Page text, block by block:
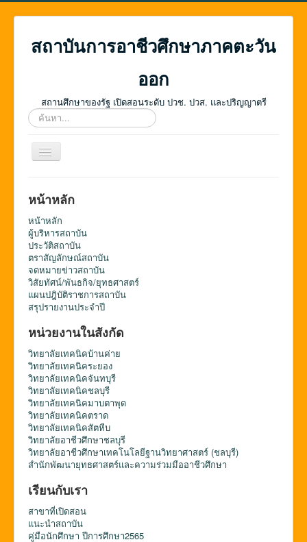
สถาบันการอาชีวศึกษาภาคตะวัน
ออก
สถานศึกษาของรัฐ เปิดสอนระดับ ปวช. ปวส. และปริญญาตรี
ค้นหา...
สลับ
เน
ชั่น
หน้าหลัก
หน้าหลัก
ผู้บริหารสถาบัน
ประวัติสถาบัน
ตราสัญลักษณ์สถาบัน
จดหมายข่าวสถาบัน
วิสัยทัศน์/พันธกิจ/ยุทธศาสตร์
แผนปฎิบัติราชการสถาบัน
สรุปรายงานประจำปี
หน่วยงานในสังกัด
วิทยาลัยเทคนิคบ้านค่าย
วิทยาลัยเทคนิคระยอง
วิทยาลัยเทคนิคจันทบุรี
วิทยาลัยเทคนิคชลบุรี
วิทยาลัยเทคนิคมาบตาพุด
วิทยาลัยเทคนิคตราด
วิทยาลัยเทคนิคสัตหีบ
วิทยาลัยอาชีวศึกษาชลบุรี
วิทยาลัยอาชีวศึกษาเทคโนโลยีฐานวิทยาศาสตร์ (ชลบุรี)
สำนักพัฒนายุทธศาสตร์และความร่วมมืออาชีวศึกษา
เรียนกับเรา
สาขาที่เปิดสอน
แนะนำสถาบัน
คู่มือนักศึกษา ปีการศึกษา2565